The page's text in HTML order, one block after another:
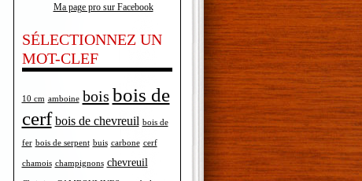
Ma page pro sur Facebook
SÉLECTIONNEZ UN
MOT-CLEF
10 cm amboine bois bois de
cerf bois de chevreuil bois de
fer bois de serpent buis carbone cerf
chamois champignons chevreuil